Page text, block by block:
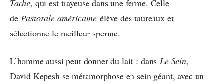
Tache, qui est trayeuse dans une ferme. Celle
de Pastorale américaine élève des taureaux et
sélectionne le meilleur sperme.
L’homme aussi peut donner du lait : dans Le Sein,
David Kepesh se métamorphose en sein géant, avec un